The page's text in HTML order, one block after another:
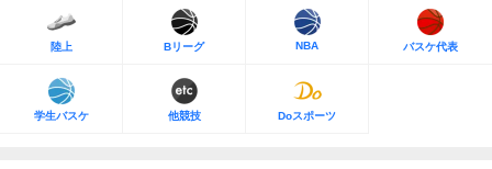
陸上 Bリーグ NBA バスケ代表
学生バスケ 他競技 Doスポーツ